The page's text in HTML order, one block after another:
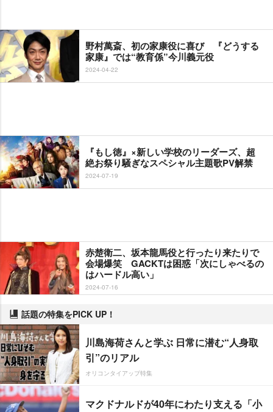
野村萬斎、初の家康役に喜び 『どうする
家康』では“教育係”今川義元役
2024-04-22
『もし徳』×新しい学校のリーダーズ、超
絶お祭り騒ぎなスペシャル主題歌PV解禁
2024-07-19
赤楚衛二、坂本龍馬役と行ったり来たりで
会場爆笑 GACKTは困惑「次にしゃべるの
はハードル高い」
2024-07-16
話題の特集をPICK UP！
川島海荷さんと学ぶ 日常に潜む“人身取
引”のリアル
オリコンタイアップ特集
マクドナルドが40年にわたり支える「小